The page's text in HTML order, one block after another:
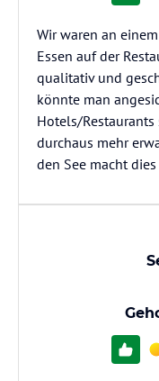
Wir waren an
Essen auf der
qualitativ und
könnte man
Hotels/
durchaus mehr
den See macht